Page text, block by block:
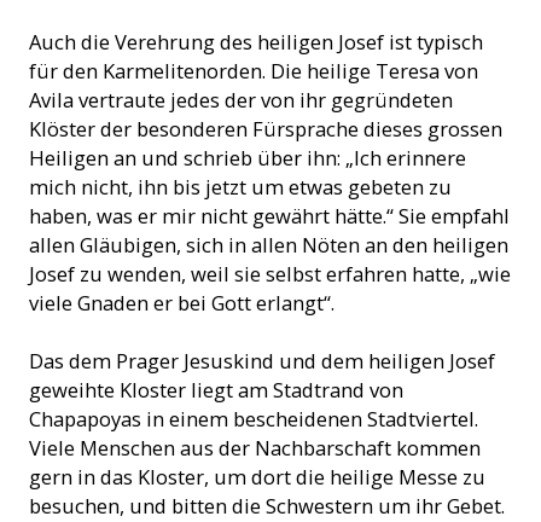
Auch die Verehrung des heiligen Josef ist typisch
für den Karmelitenorden. Die heilige Teresa von
Avila vertraute jedes der von ihr gegründeten
Klöster der besonderen Fürsprache dieses grossen
Heiligen an und schrieb über ihn: „Ich erinnere
mich nicht, ihn bis jetzt um etwas gebeten zu
haben, was er mir nicht gewährt hätte.“ Sie empfahl
allen Gläubigen, sich in allen Nöten an den heiligen
Josef zu wenden, weil sie selbst erfahren hatte, „wie
viele Gnaden er bei Gott erlangt“.
Das dem Prager Jesuskind und dem heiligen Josef
geweihte Kloster liegt am Stadtrand von
Chapapoyas in einem bescheidenen Stadtviertel.
Viele Menschen aus der Nachbarschaft kommen
gern in das Kloster, um dort die heilige Messe zu
besuchen, und bitten die Schwestern um ihr Gebet.